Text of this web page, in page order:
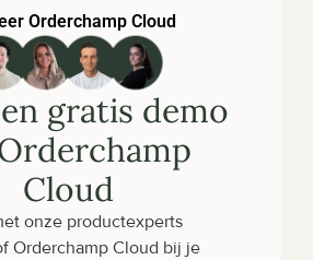
Orderchamp Cloud
gratis demo
Cloud
onze productexperts
Orderchamp Cloud bij je